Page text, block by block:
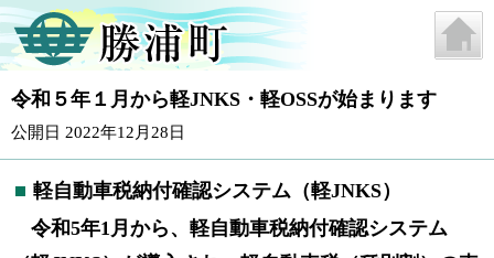
令和５年１月から軽JNKS・軽OSSが始まります
公開日 2022年12月28日
軽自動車税納付確認システム（軽JNKS）
令和5年1月から、軽自動車税納付確認システム